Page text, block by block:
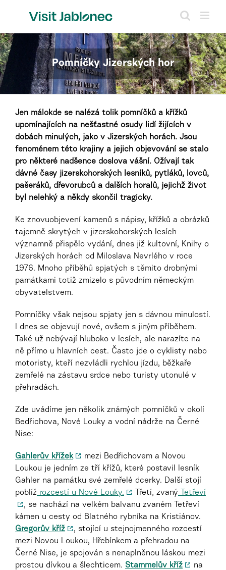
Pomníčky Jizerských hor
Jen málokde se nalézá tolik pomníčků a křížků
upomínajících na nešťastné osudy lidí žijících v
dobách minulých, jako v Jizerských horách. Jsou
fenoménem této krajiny a jejich objevování se stalo
pro některé nadšence doslova vášní. Ožívají tak
dávné časy jizerskohorských lesníků, pytláků, lovců,
pašeráků, dřevorubců a dalších horalů, jejichž život
byl nelehký a někdy skončil tragicky.
Ke znovuobjevení kamenů s nápisy, křížků a obrázků
tajemně skrytých v jizerskohorských lesích
významně přispělo vydání, dnes již kultovní, Knihy o
Jizerských horách od Miloslava Nevrlého v roce
1976. Mnoho příběhů spjatých s těmito drobnými
památkami totiž zmizelo s původním německým
obyvatelstvem.
Pomníčky však nejsou spjaty jen s dávnou minulostí.
I dnes se objevují nové, ovšem s jiným příběhem.
Také už nebývají hluboko v lesích, ale narazíte na
ně přímo u hlavních cest. Často jde o cyklisty nebo
motoristy, kteří nezvládli rychlou jízdu, běžkaře
zemřelé na zástavu srdce nebo turisty utonulé v
přehradách.
Zde uvádíme jen několik známých pomníčků v okolí
Bedřichova, Nové Louky a vodní nádrže na Černé
Nise:
Gahlerův křížek
mezi Bedřichovem a Novou
Loukou je jedním ze tří křížů, které postavil lesník
Gahler na památku své zemřelé dcerky. Další stojí
poblíž rozcestí u Nové Louky. Třetí, zvaný Tetřeví
, se nachází na velkém balvanu zvaném Tetřeví
kámen u cesty od Blatného rybníka na Kristiánov.
Gregorův kříž
, stojící u stejnojmenného rozcestí
mezi Novou Loukou, Hřebínkem a přehradou na
Černé Nise, je spojován s nenaplněnou láskou mezi
prostou dívkou a šlechticem. Stammelův kříž
na